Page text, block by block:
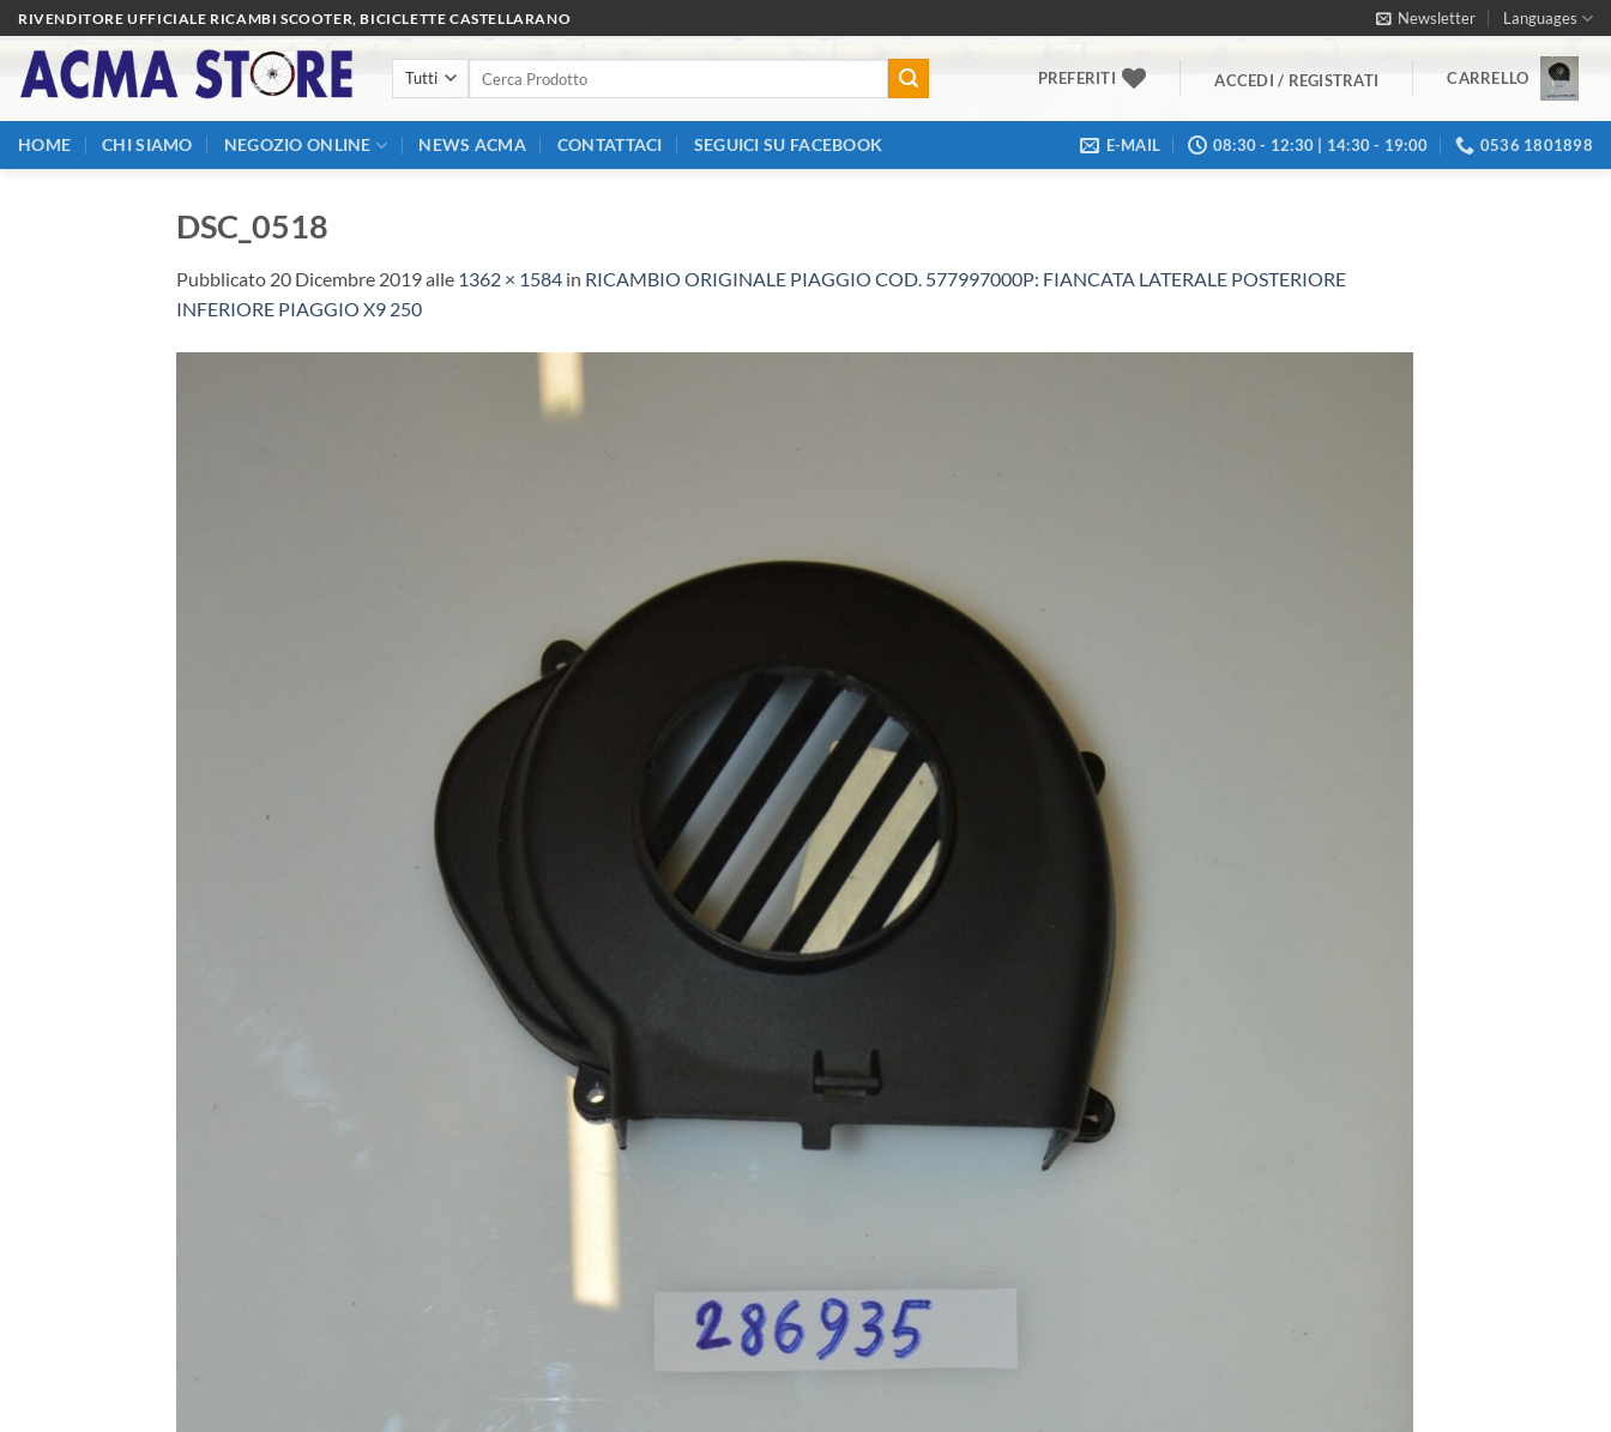
Salta
ai
contenuti
RIVENDITORE UFFICIALE RICAMBI SCOOTER, BICICLETTE CASTELLARANO Newsletter Languages
PREFERITI ACCEDI / REGISTRATI CARRELLO
HOME CHI SIAMO NEGOZIO ONLINE NEWS ACMA CONTATTACI SEGUICI SU FACEBOOK E-MAIL 08:30 - 12:30 | 14:30 - 19:00 0536 1801898
DSC_0518
Pubblicato 20 Dicembre 2019alle 1362 × 1584 in RICAMBIO ORIGINALE PIAGGIO COD. 577997000P: FIANCATA LATERALE POSTERIORE
INFERIORE PIAGGIO X9 250